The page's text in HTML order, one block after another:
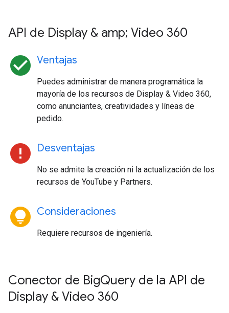
API de Display & amp; Video 360
check_circle Ventajas
Puedes administrar de manera programática la
mayoría de los recursos de Display & Video 360,
como anunciantes, creatividades y líneas de
pedido.
error Desventajas
No se admite la creación ni la actualización de los
recursos de YouTube y Partners.
lightbulb_circle Consideraciones
Requiere recursos de ingeniería.
Conector de BigQuery de la API de
Display & Video 360